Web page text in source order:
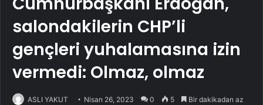
salondakilerin CHP’li
gençleri yuhalamasına izin
vermedi: Olmaz, olmaz
ASLI YAKUT Nisan 26, 2023 0 5 Bir dakikadan az